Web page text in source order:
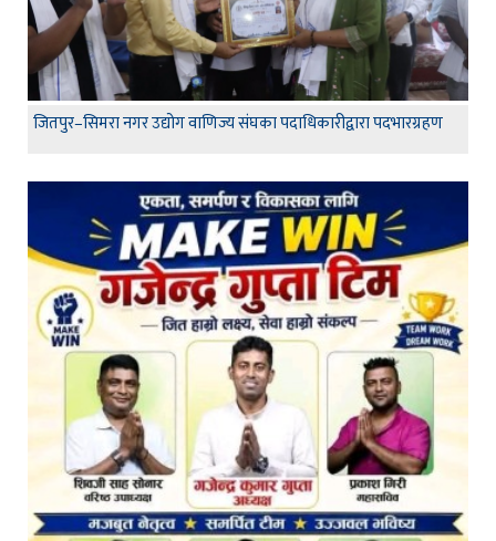
जितपुर–सिमरा नगर उद्योग वाणिज्य संघका पदाधिकारीद्वारा पदभारग्रहण